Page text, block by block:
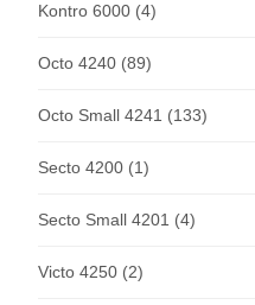
Kontro 6000 (4)
Octo 4240 (89)
Octo Small 4241 (133)
Secto 4200 (1)
Secto Small 4201 (4)
Victo 4250 (2)